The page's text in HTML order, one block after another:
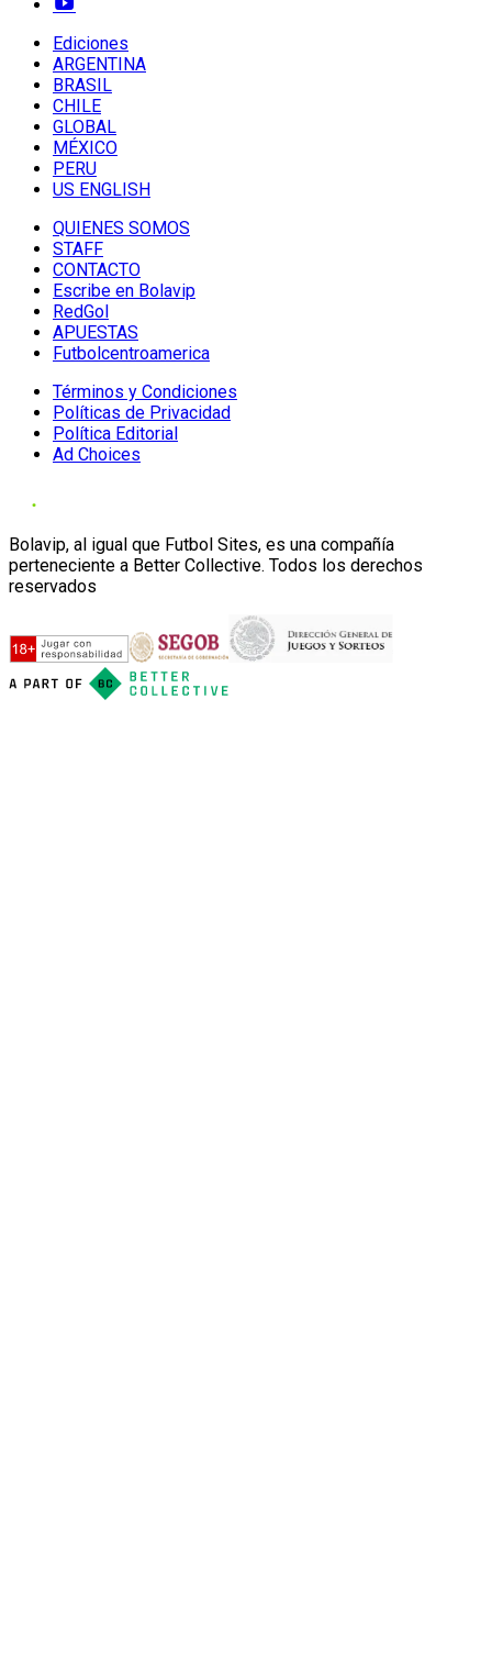
Ediciones
ARGENTINA
BRASIL
CHILE
GLOBAL
MÉXICO
PERU
US ENGLISH
QUIENES SOMOS
STAFF
CONTACTO
Escribe en Bolavip
RedGol
APUESTAS
Futbolcentroamerica
Términos y Condiciones
Políticas de Privacidad
Política Editorial
Ad Choices
Bolavip, al igual que Futbol Sites, es una compañía
perteneciente a Better Collective. Todos los derechos
reservados